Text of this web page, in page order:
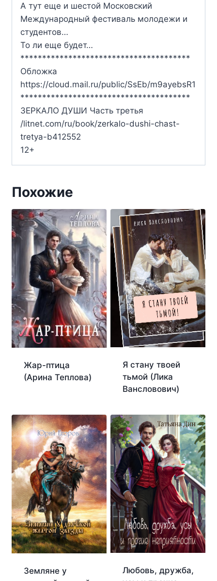
А тут еще и шестой Московский
Международный фестиваль молодежи и
студентов…
То ли еще будет…
***************************************
Обложка
https://cloud.mail.ru/public/SsEb/m9ayebsR1
***************************************
ЗЕРКАЛО ДУШИ Часть третья
/litnet.com/ru/book/zerkalo-dushi-chast-
tretya-b412552
12+
Похожие
Жар-птица
(Арина Теплова)
Я стану твоей
тьмой (Лика
Вансловович)
Земляне у
Любовь, дружба,